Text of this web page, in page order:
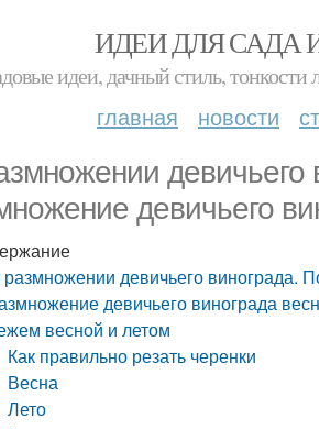
ИДЕИ ДЛЯ САДА
идеи, дачный стиль,
главная новости
девичьего
девичьего винограда.
девичьего винограда
весной и летом
Как правильно резать черенки
Весна
Лето